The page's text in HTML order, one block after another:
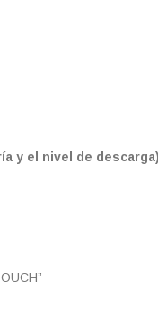
y el nivel de